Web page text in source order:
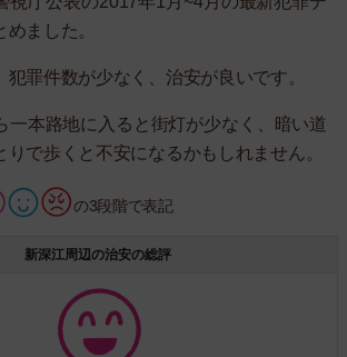
ました。
犯罪件数が少なく、治安が良いです。
一本路地に入ると街灯が少なく、暗い道
りで歩くと不安になるかもしれません。
の3段階で表記
新深江周辺の治安の総評